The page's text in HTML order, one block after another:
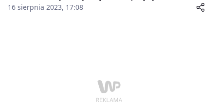
grupie wiekowej. Ćwiczenia pomagają w relaksie i są
16 sierpnia 2023, 17:08